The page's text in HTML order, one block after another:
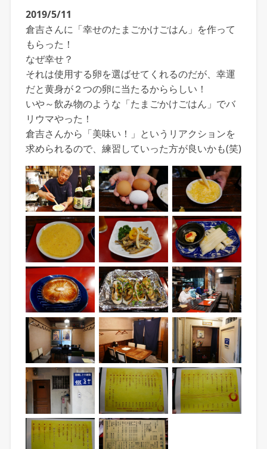
2019/5/11
倉吉さんに「幸せのたまごかけごはん」を作って
もらった！
なぜ幸せ？
それは使用する卵を選ばせてくれるのだが、幸運
だと黄身が２つの卵に当たるかららしい！
いや～飲み物のような「たまごかけごはん」でバ
リウマやった！
倉吉さんから「美味い！」というリアクションを
求められるので、練習していった方が良いかも(笑)